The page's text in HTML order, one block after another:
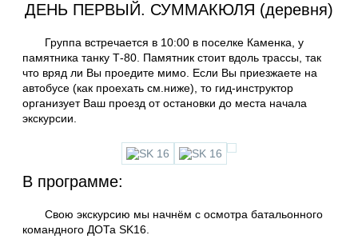
ДЕНЬ ПЕРВЫЙ. СУММАКЮЛЯ (деревня)
Группа встречается в 10:00 в поселке Каменка, у
памятника танку Т-80. Памятник стоит вдоль трассы, так
что вряд ли Вы проедите мимо. Если Вы приезжаете на
автобусе (как проехать см.ниже), то гид-инструктор
организует Ваш проезд от остановки до места начала
экскурсии.
В программе:
Свою экскурсию мы начнём с осмотра батальонного
командного ДОТа SK16.